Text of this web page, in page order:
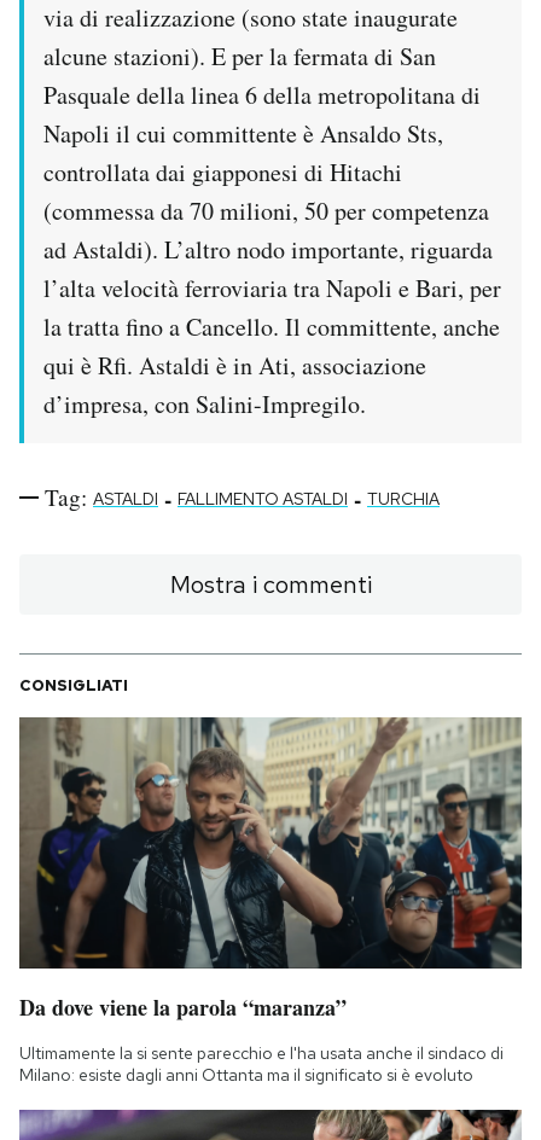
via di realizzazione (sono state inaugurate
alcune stazioni). E per la fermata di San
Pasquale della linea 6 della metropolitana di
Napoli il cui committente è Ansaldo Sts,
controllata dai giapponesi di Hitachi
(commessa da 70 milioni, 50 per competenza
ad Astaldi). L’altro nodo importante, riguarda
l’alta velocità ferroviaria tra Napoli e Bari, per
la tratta fino a Cancello. Il committente, anche
qui è Rfi. Astaldi è in Ati, associazione
d’impresa, con Salini-Impregilo.
Tag: ASTALDI - FALLIMENTO ASTALDI - TURCHIA
Mostra i commenti
CONSIGLIATI
Da dove viene la parola “maranza”
Ultimamente la si sente parecchio e l'ha usata anche il sindaco di
Milano: esiste dagli anni Ottanta ma il significato si è evoluto